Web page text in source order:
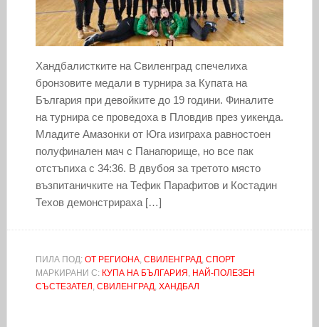
Хандбалистките на Свиленград спечелиха
бронзовите медали в турнира за Купата на
България при девойките до 19 години. Финалите
на турнира се проведоха в Пловдив през уикенда.
Младите Амазонки от Юга изиграха равностоен
полуфинален мач с Панагюрище, но все пак
отстъпиха с 34:36. В двубоя за третото място
възпитаничките на Тефик Парафитов и Костадин
Техов демонстрираха […]
ПИЛА ПОД: ОТ РЕГИОНА, СВИЛЕНГРАД, СПОРТ
МАРКИРАНИ С: КУПА НА БЪЛГАРИЯ , НАЙ-ПОЛЕЗЕН
СЪСТЕЗАТЕЛ , СВИЛЕНГРАД, ХАНДБАЛ